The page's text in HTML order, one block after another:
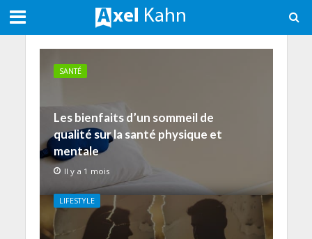
SANTÉ
Les bienfaits d’un sommeil de
qualité sur la santé physique et
mentale
Il y a 1 mois
LIFESTYLE